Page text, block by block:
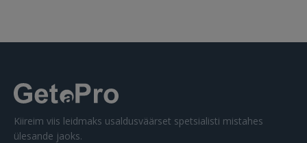
Kiireim viis leidmaks usaldusväärset spetsialisti mistahes
ülesande jaoks.